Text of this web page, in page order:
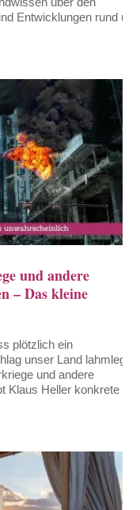
Entwicklungen rund um
und andere
– Das kleine
plötzlich ein
unser Land lahmlegt?
und andere
Klaus Heller konkrete